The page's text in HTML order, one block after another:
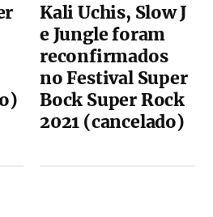
Kali Uchis, Slow J
e Jungle foram
reconfirmados
no Festival Super
Bock Super Rock
2021 (cancelado)